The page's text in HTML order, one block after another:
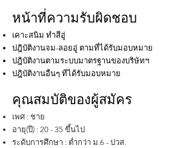
หน้าที่ความรับผิดชอบ
เคาะสนิม ทำสีอู่
ปฎิบัติงานจม-ลอยอู่ ตามที่ได้รับมอบหมาย
ปฎิบัติงานตามระบบมาตรฐานของบริษัทฯ
ปฎิบัติงานอืนๆ ทีได้รับมอบหมาย
คุณสมบัติของผู้สมัคร
เพศ : ชาย
อายุ(ปี) : 20 - 35 ขึ้นไป
ระดับการศึกษา : ต่ำกว่า ม.6 - ปวส.